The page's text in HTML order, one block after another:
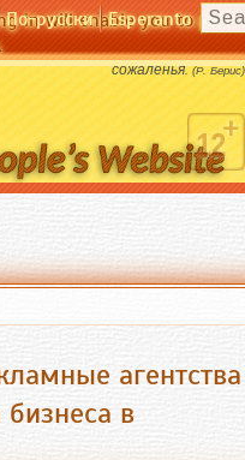
in will enable you to post
По-русски Esperanto
не знавший дуралей достоин
сожаленья.(Р. Берис)
агентства
бизнеса в